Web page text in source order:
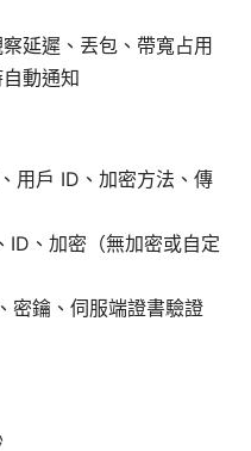
延遲、丟包、帶寬占用
動通知
用戶 ID、加密方法、傳
ID、加密（無加密或自定
密鑰、伺服端證書驗證